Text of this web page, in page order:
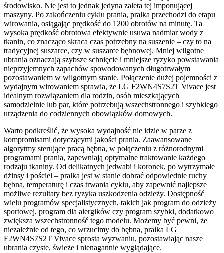
środowisko. Nie jest to jednak jedyna zaleta tej imponującej
maszyny. Po zakończeniu cyklu prania, pralka przechodzi do etapu
wirowania, osiągając prędkość do 1200 obrotów na minutę. Ta
wysoka prędkość obrotowa efektywnie usuwa nadmiar wody z
tkanin, co znacząco skraca czas potrzebny na suszenie – czy to na
tradycyjnej suszarce, czy w suszarce bębnowej. Mniej wilgotne
ubrania oznaczają szybsze schnięcie i mniejsze ryzyko powstawania
nieprzyjemnych zapachów spowodowanych długotrwałym
pozostawaniem w wilgotnym stanie. Połączenie dużej pojemności z
wydajnym wirowaniem sprawia, że LG F2WN4S7S2T Vivace jest
idealnym rozwiązaniem dla rodzin, osób mieszkających
samodzielnie lub par, które potrzebują wszechstronnego i szybkiego
urządzenia do codziennych obowiązków domowych.
Warto podkreślić, że wysoka wydajność nie idzie w parze z
kompromisami dotyczącymi jakości prania. Zaawansowane
algorytmy sterujące pracą bębna, w połączeniu z różnorodnymi
programami prania, zapewniają optymalne traktowanie każdego
rodzaju tkaniny. Od delikatnych jedwabi i koronek, po wytrzymałe
dżinsy i pościel – pralka jest w stanie dobrać odpowiednie ruchy
bębna, temperaturę i czas trwania cyklu, aby zapewnić najlepsze
możliwe rezultaty bez ryzyka uszkodzenia odzieży. Dostępność
wielu programów specjalistycznych, takich jak program do odzieży
sportowej, program dla alergików czy program szybki, dodatkowo
zwiększa wszechstronność tego modelu. Możemy być pewni, że
niezależnie od tego, co wrzucimy do bębna, pralka LG
F2WN4S7S2T Vivace sprosta wyzwaniu, pozostawiając nasze
ubrania czyste, świeże i nienagannie wyglądające.